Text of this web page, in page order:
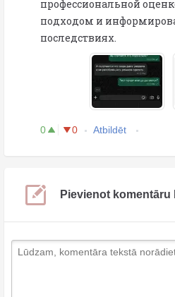
профессиональной
подходом и
последствиях.
0 0 Atbildēt
Pievienot komentāru